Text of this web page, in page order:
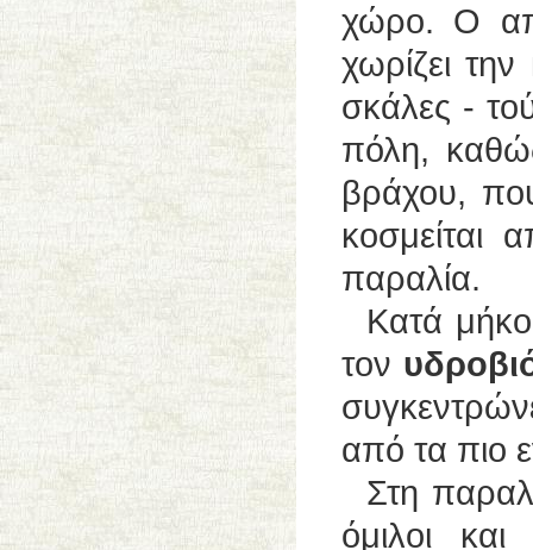
χώρo. Ο
χωρίζει
σκάλες -
πόλη,
βράχου,
κοσμείται
παραλία.
Κατά
τον
από τα πιο
Στη
όμιλοι